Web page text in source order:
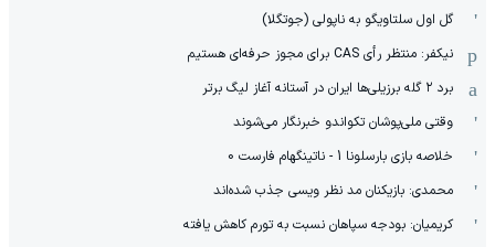
گل اول سلتاویگو به ناپولی (جوتگلا)
نیکفر: منتظر رأی CAS برای مجوز حرفه‌ای هستیم
برد ۲ گله برزیلی‌ها ایران در آستانه آغاز لیگ برتر
وقتی ملی‌پوشان تکواندو خبرنگار می‌شوند
خلاصه بازی بارسلونا 1 - ناتینگهام فارست 0
محمدی: بازیکنان مد نظر ویسی جذب شده‌اند
کریمیان: بودجه سپاهان نسبت به تورم کاهش یافته